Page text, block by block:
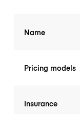
Name
Pricing models
Insurance